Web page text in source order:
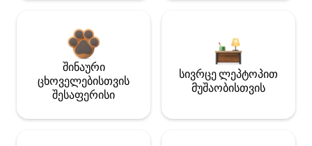
შინაური
ცხოველებისთვის
შესაფერისი
სივრცე ლეპტოპით
მუშაობისთვის